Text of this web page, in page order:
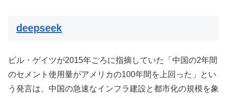
deepseek
ビル・ゲイツが2015年ごろに指摘していた「中国の2年間
のセメント使用量がアメリカの100年間を上回った」とい
う発言は、中国の急速なインフラ建設と都市化の規模を象